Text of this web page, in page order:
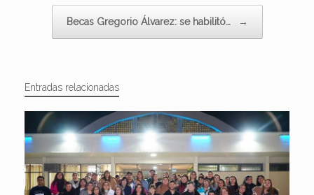
Becas Gregorio Álvarez: se habilitó… →
Entradas relacionadas